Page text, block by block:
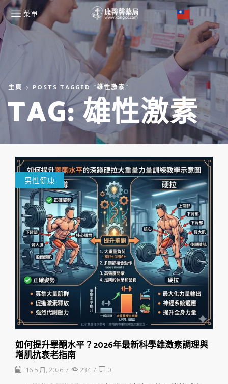
菜單
主頁 POSTS TAGGED "雄性激素"
TAG: 雄性激素
男性健康
如何提升睪酮水平？2026年最新科學雄激素調理與
增肌抗衰老指南
16 5 月, 2026 / 234 / 0